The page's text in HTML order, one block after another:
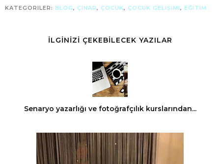
KATEGORILER: BLOG, ÇINAR, ÇOCUK, ÇOCUK GELIŞIMI, EĞITIM
İLGİNİZİ ÇEKEBİLECEK YAZILAR
Senaryo yazarlığı ve fotoğrafçılık kurslarından...